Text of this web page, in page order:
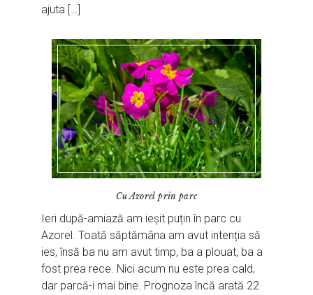
ajuta […]
Cu Azorel prin parc
Ieri după-amiază am ieșit puțin în parc cu
Azorel. Toată săptămâna am avut intenția să
ies, însă ba nu am avut timp, ba a plouat, ba a
fost prea rece. Nici acum nu este prea cald,
dar parcă-i mai bine. Prognoza încă arată 22